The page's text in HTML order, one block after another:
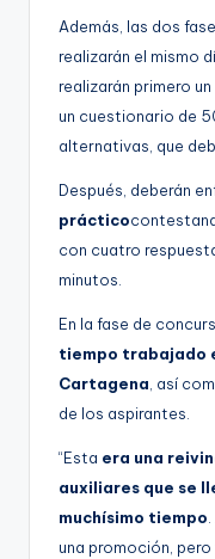
Además, las dos
realizarán el mismo
realizarán primero un
un cuestionario de
alternativas, que
Después, deberán
práctico
con cuatro
minutos.
En la fase de
tiempo trabajado
Cartagena , así
de los aspirantes.
“Esta era una
auxiliares que se
muchísimo tiempo
una promoción,